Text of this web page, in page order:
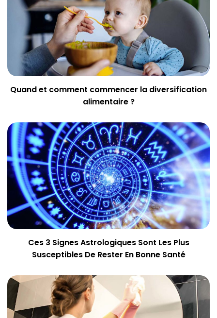
Quand et comment commencer la diversification
alimentaire ?
Ces 3 Signes Astrologiques Sont Les Plus
Susceptibles De Rester En Bonne Santé